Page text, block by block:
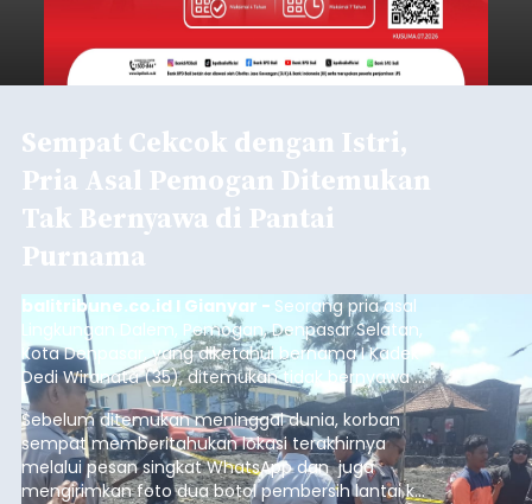
Sempat Cekcok dengan Istri,
Pria Asal Pemogan Ditemukan
Tak Bernyawa di Pantai
Purnama
balitribune.co.id I Gianyar - Seorang pria asal
Lingkungan Dalem, Pemogan, Denpasar Selatan,
Kota Denpasar, yang diketahui bernama I Kadek
Dedi Wiranata (35), ditemukan tidak bernyawa di
pesisir Pantai Purnama, Sukawati.
Sebelum ditemukan meninggal dunia, korban
sempat memberitahukan lokasi terakhirnya
melalui pesan singkat WhatsApp dan juga
mengirimkan foto dua botol pembersih lantai ke